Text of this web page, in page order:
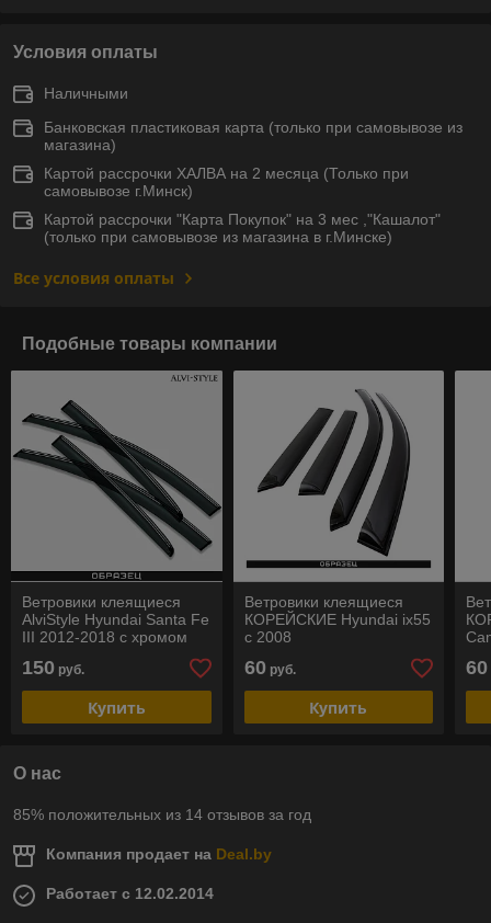
Условия оплаты
Наличными
Банковская пластиковая карта (только при самовывозе из
магазина)
Картой рассрочки ХАЛВА на 2 месяца (Только при
самовывозе г.Минск)
Картой рассрочки "Карта Покупок" на 3 мес ,"Кашалот"
(только при самовывозе из магазина в г.Минске)
Все условия оплаты
Подобные товары компании
Ветровики клеящиеся
AlviStyle Hyundai Santa Fe
III 2012-2018 с хромом
150 руб.
Купить
Ветровики клеящиеся
КОРЕЙСКИЕ Hyundai ix55
с 2008
60 руб.
Купить
60
О нас
85% положительных из 14 отзывов за год
Компания продает на Deal.by
Работает с 12.02.2014